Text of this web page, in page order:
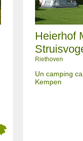
Heierhof
Riethoven
Un camping
Kempen